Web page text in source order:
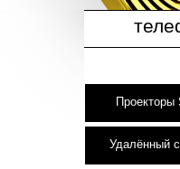
Проекторы
Удалённый